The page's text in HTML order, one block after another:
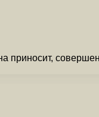
приносит,